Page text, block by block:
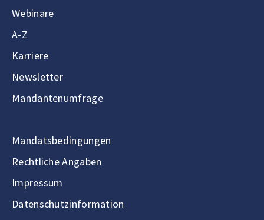
Webinare
A-Z
Karriere
Newsletter
Mandantenumfrage
Mandatsbedingungen
Rechtliche Angaben
Impressum
Datenschutzinformation